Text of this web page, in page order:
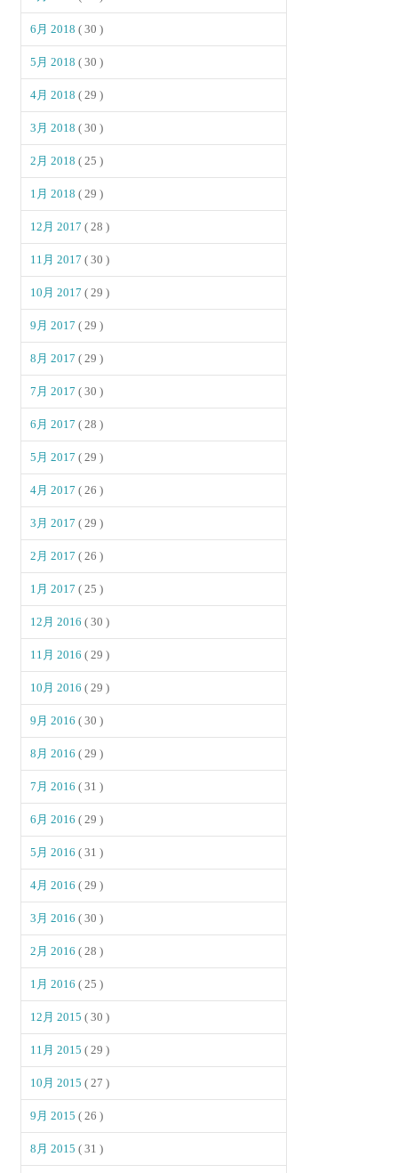
6月 2018( 30 )
5月 2018( 30 )
4月 2018( 29 )
3月 2018( 30 )
2月 2018( 25 )
1月 2018( 29 )
12月 2017( 28 )
11月 2017( 30 )
10月 2017( 29 )
9月 2017( 29 )
8月 2017( 29 )
7月 2017( 30 )
6月 2017( 28 )
5月 2017( 29 )
4月 2017( 26 )
3月 2017( 29 )
2月 2017( 26 )
1月 2017( 25 )
12月 2016( 30 )
11月 2016( 29 )
10月 2016( 29 )
9月 2016( 30 )
8月 2016( 29 )
7月 2016( 31 )
6月 2016( 29 )
5月 2016( 31 )
4月 2016( 29 )
3月 2016( 30 )
2月 2016( 28 )
1月 2016( 25 )
12月 2015( 30 )
11月 2015( 29 )
10月 2015( 27 )
9月 2015( 26 )
8月 2015( 31 )